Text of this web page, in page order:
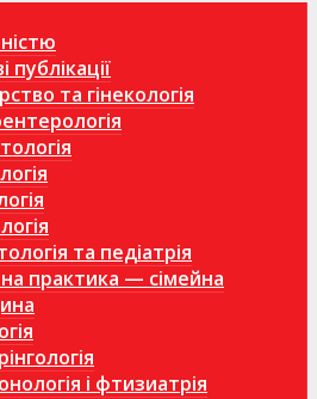
публікації
та гінекологія
та педіатрія
практика — сімейна
і фтизиатрія